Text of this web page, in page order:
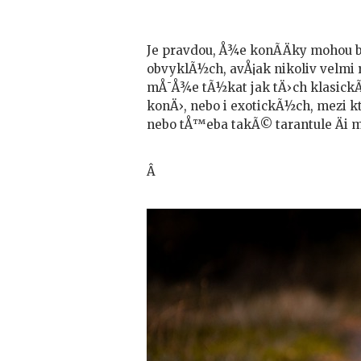
Je pravdou, Å¾e konÃ­Äky mohou
obvyklÃ½ch, avÅ¡ak nikoliv velmi
mÅ¯Å¾e tÃ½kat jak tÄ›ch
konÄ›, nebo i exotickÃ½ch, mezi
nebo tÅ™eba takÃ© tarantule Äi
Â